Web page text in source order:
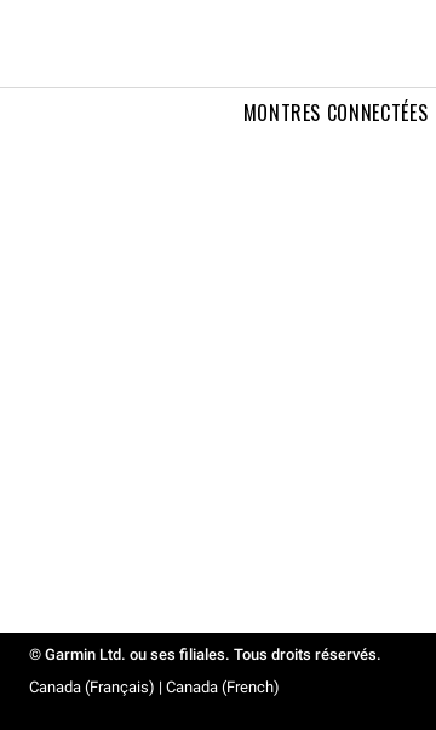
MONTRES CONNECTÉES
© Garmin Ltd. ou ses filiales. Tous droits réservés.
Canada (Français) | Canada (French)